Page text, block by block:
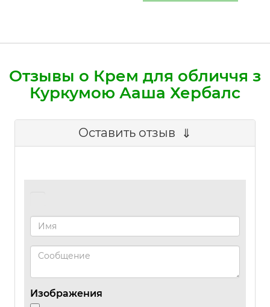
Отзывы о Крем для обличчя з
Куркумою Ааша Хербалс
Оставить отзыв
Изображения